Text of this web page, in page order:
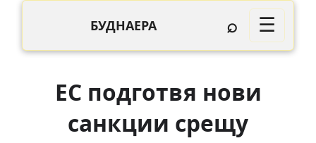
БУДНАЕРА ⌕ ☰
ЕС подготвя нови
санкции срещу